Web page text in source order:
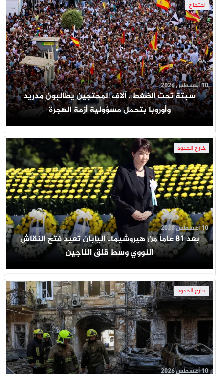
احتجاج
سبتة تحت الضغط.. آلاف المحتجين يطالبون مدريد
وأوروبا بتحمل مسؤولية أزمة الهجرة
10 أغسطس 2026
خارج الحدود
بعد 81 عاماً من هيروشيما.. اليابان تعيد فتح النقاش
النووي وسط قلق الناجين
10 أغسطس 2026
خارج الحدود
10 أغسطس 2026